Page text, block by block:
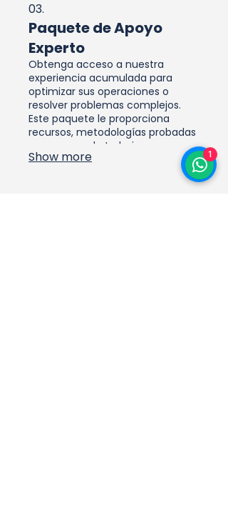
03.
Paquete de Apoyo
Experto
Obtenga acceso a nuestra
experiencia acumulada para
optimizar sus operaciones o
resolver problemas complejos.
Este paquete le proporciona
recursos, metodologías probadas
y un marco de trabajo
estructurado. Está diseñado para
Show more 1